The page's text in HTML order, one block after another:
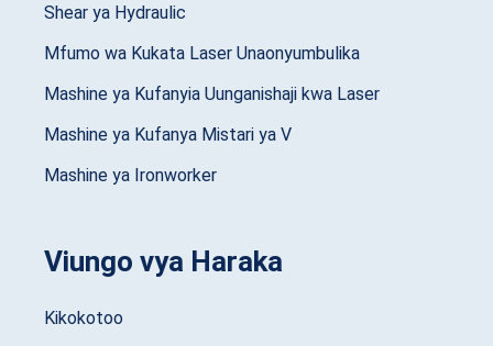
Shear ya Hydraulic
Mfumo wa Kukata Laser Unaonyumbulika
Mashine ya Kufanyia Uunganishaji kwa Laser
Mashine ya Kufanya Mistari ya V
Mashine ya Ironworker
Viungo vya Haraka
Kikokotoo